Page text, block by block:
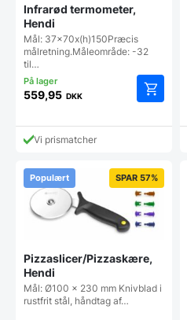
Infrarød termometer,
Hendi
Mål: 37x70x(h)150Præcis
målretning.Måleområde: -32
til…
559,95 DKK
Vi prismatcher
Populært SPAR 57%
Pizzaslicer/Pizzaskære,
Hendi
Mål: Ø100 x 230 mm Knivblad i
rustfrit stål, håndtag af…